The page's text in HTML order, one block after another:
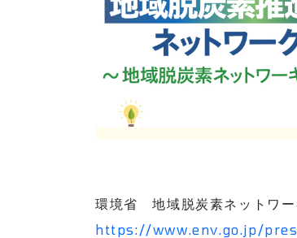
環境省 地域脱炭素ネットワー
https://www.env.go.jp/